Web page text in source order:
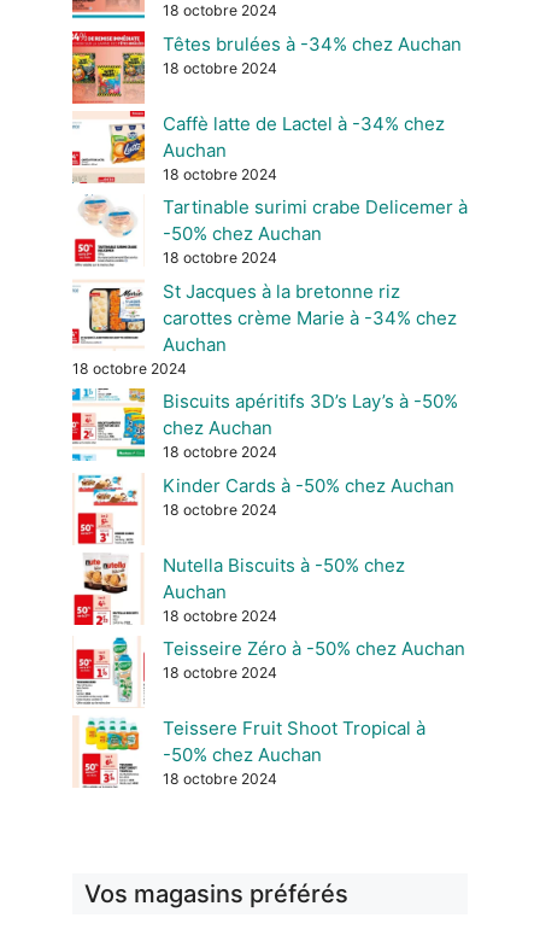
18 octobre 2024
Têtes brulées à -34% chez Auchan
18 octobre 2024
Caffè latte de Lactel à -34% chez
Auchan
18 octobre 2024
Tartinable surimi crabe Delicemer à
-50% chez Auchan
18 octobre 2024
St Jacques à la bretonne riz
carottes crème Marie à -34% chez
Auchan
18 octobre 2024
Biscuits apéritifs 3D’s Lay’s à -50%
chez Auchan
18 octobre 2024
Kinder Cards à -50% chez Auchan
18 octobre 2024
Nutella Biscuits à -50% chez
Auchan
18 octobre 2024
Teisseire Zéro à -50% chez Auchan
18 octobre 2024
Teissere Fruit Shoot Tropical à
-50% chez Auchan
18 octobre 2024
Vos magasins préférés